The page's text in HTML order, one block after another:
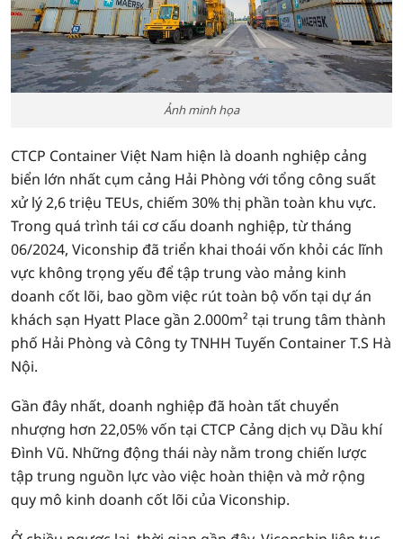
Ảnh minh họa
CTCP Container Việt Nam hiện là doanh nghiệp cảng
biển lớn nhất cụm cảng Hải Phòng với tổng công suất
xử lý 2,6 triệu TEUs, chiếm 30% thị phần toàn khu vực.
Trong quá trình tái cơ cấu doanh nghiệp, từ tháng
06/2024, Viconship đã triển khai thoái vốn khỏi các lĩnh
vực không trọng yếu để tập trung vào mảng kinh
doanh cốt lõi, bao gồm việc rút toàn bộ vốn tại dự án
khách sạn Hyatt Place gần 2.000m² tại trung tâm thành
phố Hải Phòng và Công ty TNHH Tuyến Container T.S Hà
Nội.
Gần đây nhất, doanh nghiệp đã hoàn tất chuyển
nhượng hơn 22,05% vốn tại CTCP Cảng dịch vụ Dầu khí
Đình Vũ. Những động thái này nằm trong chiến lược
tập trung nguồn lực vào việc hoàn thiện và mở rộng
quy mô kinh doanh cốt lõi của Viconship.